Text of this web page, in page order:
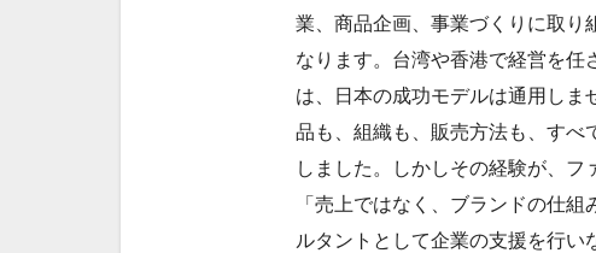
業、商品企画、事業づくりに取り
なります。台湾や香港で経営を任
は、日本の成功モデルは通用しま
品も、組織も、販売方法も、すべ
しました。しかしその経験が、
「売上ではなく、ブランドの仕
ルタントとして企業の支援を行い